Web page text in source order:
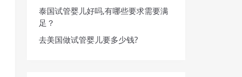
泰国试管婴儿好吗,有哪些要求需要满
足？
去美国做试管婴儿要多少钱?